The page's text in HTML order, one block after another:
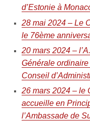
d’Estonie à
28 mai 2024 – Le
le 76ème
20 mars 2024 –
Générale
Conseil
26 mars 2024 – le
accueille en
l’Ambassade de